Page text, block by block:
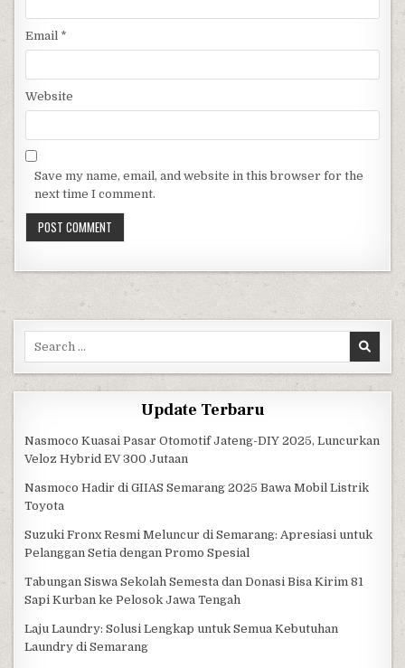
Email *
Website
Save my name, email, and website in this browser for the
next time I comment.
Update Terbaru
Nasmoco Kuasai Pasar Otomotif Jateng-DIY 2025, Luncurkan
Veloz Hybrid EV 300 Jutaan
Nasmoco Hadir di GIIAS Semarang 2025 Bawa Mobil Listrik
Toyota
Suzuki Fronx Resmi Meluncur di Semarang: Apresiasi untuk
Pelanggan Setia dengan Promo Spesial
Tabungan Siswa Sekolah Semesta dan Donasi Bisa Kirim 81
Sapi Kurban ke Pelosok Jawa Tengah
Laju Laundry: Solusi Lengkap untuk Semua Kebutuhan
Laundry di Semarang